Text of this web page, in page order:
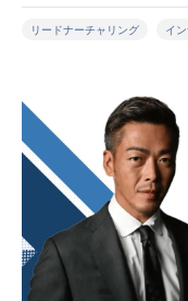
リードナーチャリング イ